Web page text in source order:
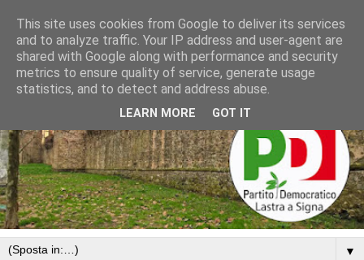
▼
This site uses cookies from Google to deliver its services
and to analyze traffic. Your IP address and user-agent are
shared with Google along with performance and security
metrics to ensure quality of service, generate usage
statistics, and to detect and address abuse.
LEARN MORE GOT IT